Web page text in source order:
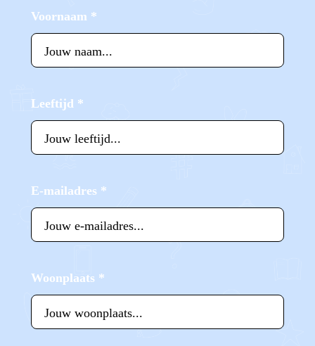
Voornaam *
Leeftijd *
E-mailadres *
Woonplaats *